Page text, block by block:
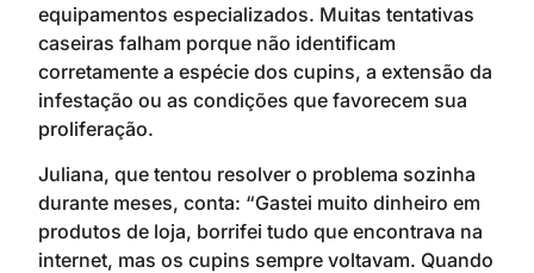
equipamentos especializados. Muitas tentativas
caseiras falham porque não identificam
corretamente a espécie dos cupins, a extensão da
infestação ou as condições que favorecem sua
proliferação.
Juliana, que tentou resolver o problema sozinha
durante meses, conta: “Gastei muito dinheiro em
produtos de loja, borrifei tudo que encontrava na
internet, mas os cupins sempre voltavam. Quando